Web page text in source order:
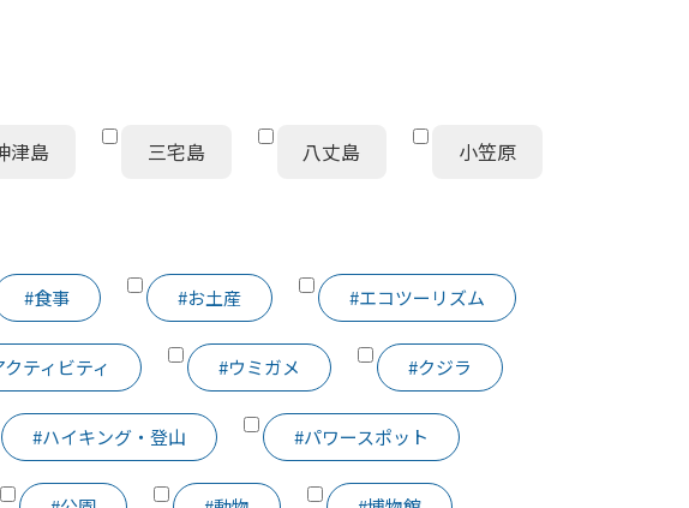
津島 三宅島 八丈島 小笠原
#食事 #お土産 #エコツーリズム
クティビティ #ウミガメ #クジラ
#ハイキング・登山 #パワースポット